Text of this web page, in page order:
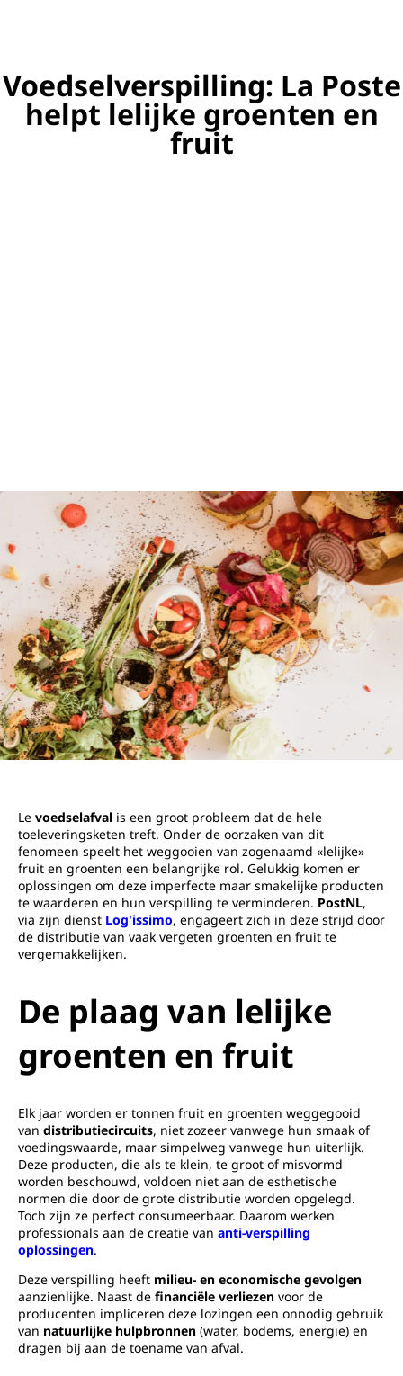
Voedselverspilling: La Poste
helpt lelijke groenten en
fruit
Le voedselafval is een groot probleem dat de hele
toeleveringsketen treft. Onder de oorzaken van dit
fenomeen speelt het weggooien van zogenaamd «lelijke»
fruit en groenten een belangrijke rol. Gelukkig komen er
oplossingen om deze imperfecte maar smakelijke producten
te waarderen en hun verspilling te verminderen. PostNL,
via zijn dienst Log'issimo, engageert zich in deze strijd door
de distributie van vaak vergeten groenten en fruit te
vergemakkelijken.
De plaag van lelijke
groenten en fruit
Elk jaar worden er tonnen fruit en groenten weggegooid
van distributiecircuits, niet zozeer vanwege hun smaak of
voedingswaarde, maar simpelweg vanwege hun uiterlijk.
Deze producten, die als te klein, te groot of misvormd
worden beschouwd, voldoen niet aan de esthetische
normen die door de grote distributie worden opgelegd.
Toch zijn ze perfect consumeerbaar. Daarom werken
professionals aan de creatie van anti-verspilling
oplossingen.
Deze verspilling heeft milieu- en economische gevolgen
aanzienlijke. Naast de financiële verliezen voor de
producenten impliceren deze lozingen een onnodig gebruik
van natuurlijke hulpbronnen (water, bodems, energie) en
dragen bij aan de toename van afval.